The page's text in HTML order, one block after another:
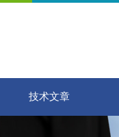
技术文章